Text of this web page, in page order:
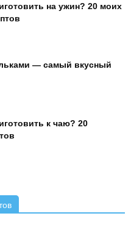
на ужин? 20 моих
— самый вкусный
к чаю? 20